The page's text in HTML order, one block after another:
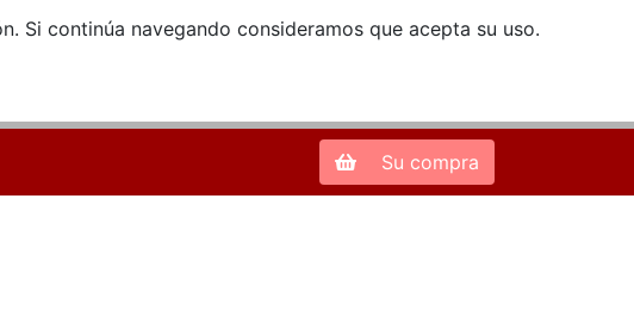
continúa navegando consideramos que acepta su uso.
Zona de Clientes
Su compra